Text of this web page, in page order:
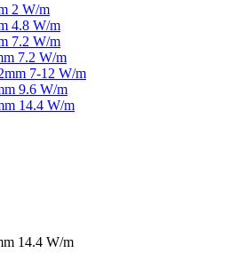
2 W/m
4.8 W/m
7.2 W/m
7.2 W/m
7-12 W/m
9.6 W/m
14.4 W/m
14.4 W/m